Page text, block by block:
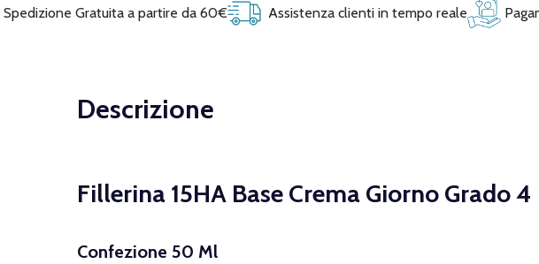
Spedizione Gratuita a partire da 60€ Assistenza clienti in tempo reale
Descrizione
Fillerina 15HA Base Crema Giorno Grado 4
Confezione 50 Ml